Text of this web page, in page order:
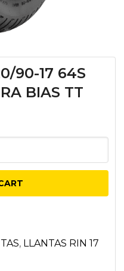
90-17 64S
BIAS TT
, LLANTAS RIN 17